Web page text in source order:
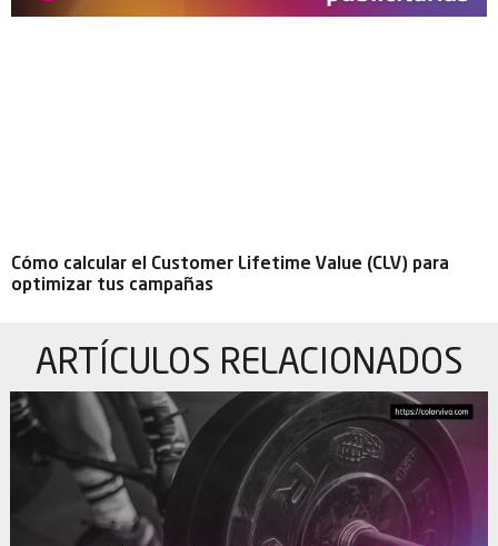
Cómo calcular el Customer Lifetime Value (CLV) para
optimizar tus campañas
ARTÍCULOS RELACIONADOS